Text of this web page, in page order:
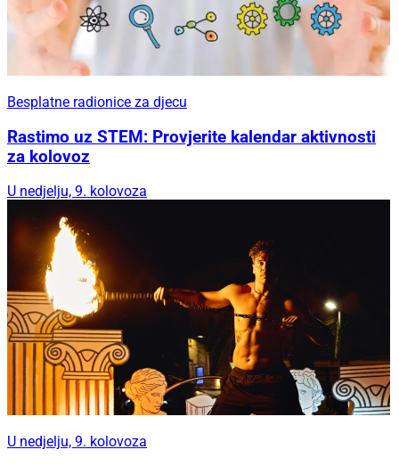
Besplatne radionice za djecu
Rastimo uz STEM: Provjerite kalendar aktivnosti
za kolovoz
U nedjelju, 9. kolovoza
U nedjelju, 9. kolovoza